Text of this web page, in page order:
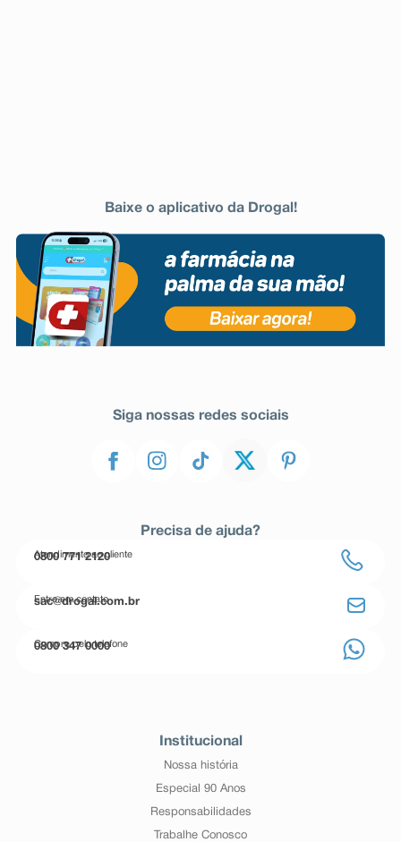
seu médico, cirurgião-dentista ou farmacêutico o
medicamento. Informe também a empresa através do
seu serviço de atendimento.
Baixe o aplicativo da Drogal!
Siga nossas redes sociais
Precisa de ajuda?
Atendimento ao cliente
0800 771 2120
Entre em contato
sac@drogal.com.br
Compre pelo telefone
0800 347 0000
Institucional
Nossa história
Especial 90 Anos
Responsabilidades
Trabalhe Conosco